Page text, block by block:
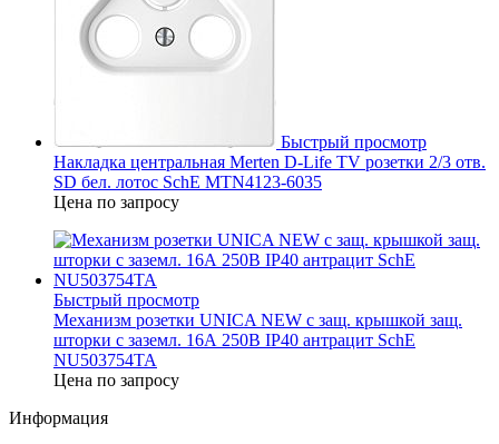
Быстрый просмотр
Накладка центральная Merten D-Life TV розетки 2/3 отв.
SD бел. лотос SchE MTN4123-6035
Цена по запросу
Быстрый просмотр
Механизм розетки UNICA NEW с защ. крышкой защ.
шторки с заземл. 16А 250В IP40 антрацит SchE
NU503754TA
Цена по запросу
Информация